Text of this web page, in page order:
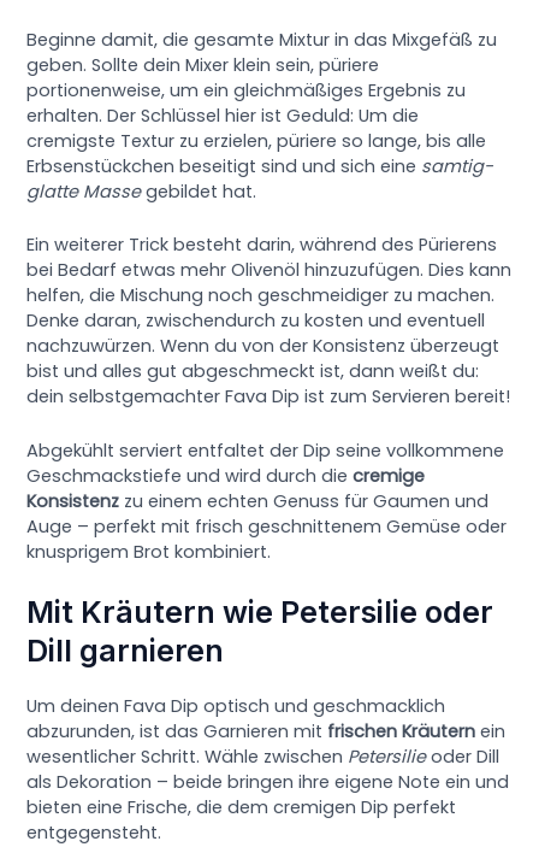
Beginne damit, die gesamte Mixtur in das Mixgefäß zu
geben. Sollte dein Mixer klein sein, püriere
portionenweise, um ein gleichmäßiges Ergebnis zu
erhalten. Der Schlüssel hier ist Geduld: Um die
cremigste Textur zu erzielen, püriere so lange, bis alle
Erbsenstückchen beseitigt sind und sich eine samtig-
glatte Massegebildet hat.
Ein weiterer Trick besteht darin, während des Pürierens
bei Bedarf etwas mehr Olivenöl hinzuzufügen. Dies kann
helfen, die Mischung noch geschmeidiger zu machen.
Denke daran, zwischendurch zu kosten und eventuell
nachzuwürzen. Wenn du von der Konsistenz überzeugt
bist und alles gut abgeschmeckt ist, dann weißt du:
dein selbstgemachter Fava Dip ist zum Servieren bereit!
Abgekühlt serviert entfaltet der Dip seine vollkommene
Geschmackstiefe und wird durch diecremige
Konsistenz zu einem echten Genuss für Gaumen und
Auge – perfekt mit frisch geschnittenem Gemüse oder
knusprigem Brot kombiniert.
Mit Kräutern wie Petersilie oder
Dill garnieren
Um deinen Fava Dip optisch und geschmacklich
abzurunden, ist das Garnieren mit frischen Kräutern ein
wesentlicher Schritt. Wähle zwischen Petersilieoder Dill
als Dekoration – beide bringen ihre eigene Note ein und
bieten eine Frische, die dem cremigen Dip perfekt
entgegensteht.